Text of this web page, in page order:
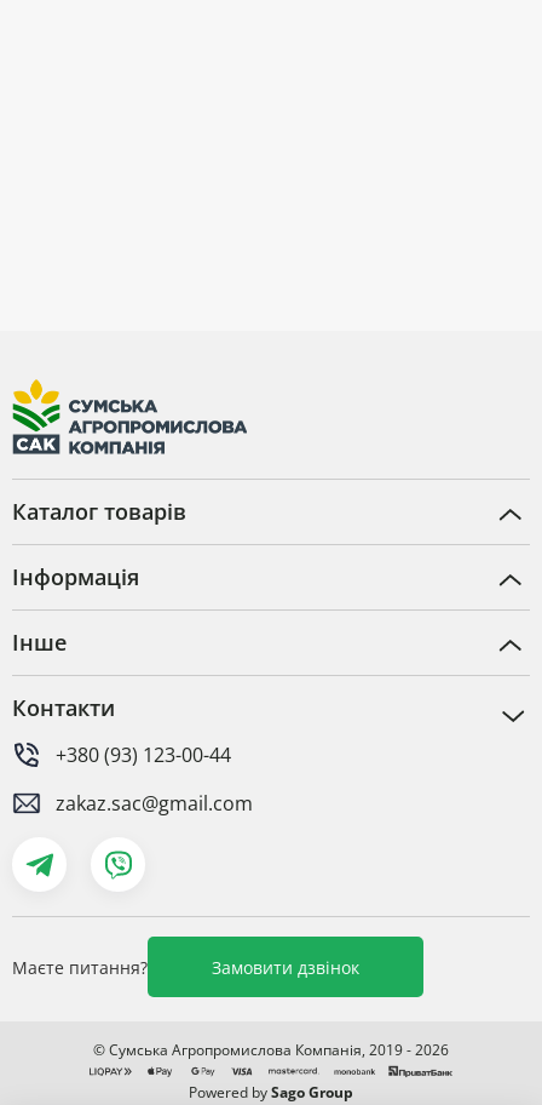
Маєте питання? Замовити дзвінок
Каталог товарів
Інформація
Інше
Контакти
+380 (93) 123-00-44
zakaz.sac@gmail.com
© Сумська Агропромислова Компанія, 2019 - 2026
Powered bySago Group